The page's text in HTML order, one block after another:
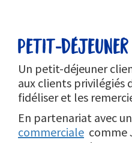
petit-déjeuner
Un petit-déjeuner
aux clients privilégiés
fidéliser et les
En partenariat avec
commerciale comme